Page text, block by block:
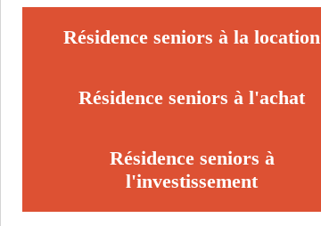
Résidence seniors à la location
Résidence seniors à l'achat
Résidence seniors à
l'investissement